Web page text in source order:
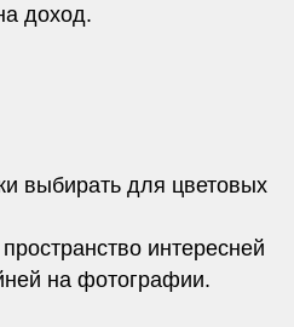
доход.
выбирать для цветовых
интересней
на фотографии.